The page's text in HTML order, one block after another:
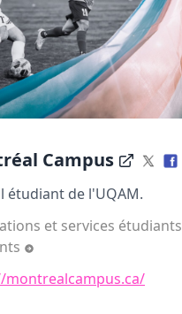
Campus
étudiant de l'UQAM.
et services étudiants
montrealcampus.ca/